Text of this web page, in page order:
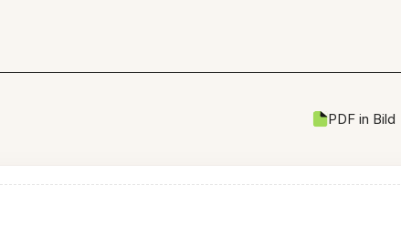
PDF in Bild